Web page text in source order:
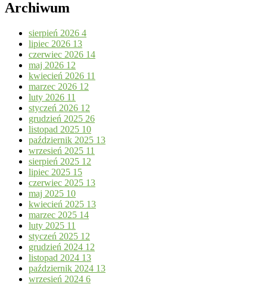
Archiwum
sierpień 2026 4
lipiec 2026 13
czerwiec 2026 14
maj 2026 12
kwiecień 2026 11
marzec 2026 12
luty 2026 11
styczeń 2026 12
grudzień 2025 26
listopad 2025 10
październik 2025 13
wrzesień 2025 11
sierpień 2025 12
lipiec 2025 15
czerwiec 2025 13
maj 2025 10
kwiecień 2025 13
marzec 2025 14
luty 2025 11
styczeń 2025 12
grudzień 2024 12
listopad 2024 13
październik 2024 13
wrzesień 2024 6